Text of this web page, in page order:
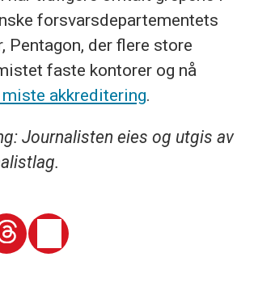
forsvarsdepartementets
Pentagon, der flere store
faste kontorer og nå
akkreditering.
Journalisten eies og utgis av